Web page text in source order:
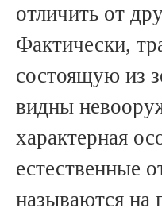
отличить от
Фактически,
состоящую из
видны
характерная
естественные
называются на